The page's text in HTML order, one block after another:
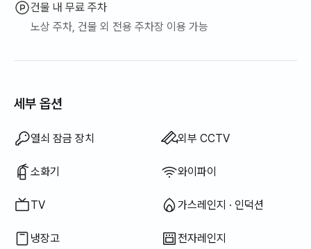
건물 내 무료 주차
노상 주차, 건물 외 전용 주차장 이용 가능
세부 옵션
열쇠 잠금 장치 외부 CCTV
소화기 와이파이
TV 가스레인지 · 인덕션
냉장고 전자레인지
침구류 제공
에어컨
식탁 및 의자
옷장
이용 불가:
디지털 도어락
이용 불가:
경비실 · 경비원
이용 불가:
세탁기
이용 불가:
건조기
이용 불가:
공용 가스레인지 · 인덕션
이용 불가:
공용 냉장고
이용 불가:
공용 전자레인지
이용 불가:
추가 침구류 가능
이용 불가:
보일러 (도시가스)
이용 불가:
소파
이용 불가:
사무용 책상
비데
드라이기
바디워시
샴푸 · 린스
비누
화장지
치약
수건
암막 커튼
식기 세정제
행주
수세미
전기 주전자
전기 밥솥
조리 도구 (도마, 칼, 가위 등)
냄비 · 후라이팬
기본 식기 (그릇, 컵 등)
야외 바베큐 시설
테라스
행거
좌식 식탁
LPG 가스
빨래 건조대
이용 불가: 욕조
이용 불가: 필터 샤워기
이용 불가: 칫솔
이용 불가: 토퍼 · 접이식 매트리스
이용 불가: 블라인드
이용 불가: 빗자루
이용 불가: 세탁 세제
이용 불가: 섬유 유연제
이용 불가: 음식물 쓰레기 봉투
이용 불가: 쓰레기 봉투
이용 불가: 청소기
이용 불가: 엘리베이터
이용 불가: 무료 피트니스
이용 불가: 수영장
이용 불가: 무료 공용 사우나
이용 불가: 스파 · 월풀
이용 불가: 자쿠지 · 히노끼탕
이용 불가: 소파베드
이용 불가: 선풍기
이용 불가: 전기보일러
이용 불가: 기름(등유) 난방
이용 불가: 신재생 에너지
이용 불가: 빔프로젝터
이용 불가: 유선 인터넷
이용 불가: 다리미
이용 불가: 세탁건조기 일체형